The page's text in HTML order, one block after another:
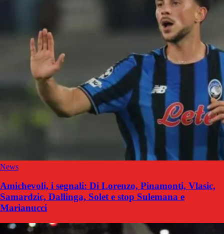
News
Amichevoli, i segnali: Di Lorenzo, Pinamonti, Vlasic,
Samardzic, Dallinga, Solet e stop Sulemana e
Marianucci